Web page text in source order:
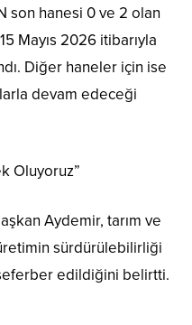
son hanesi 0 ve 2 olan
Mayıs 2026 itibarıyla
Diğer haneler için ise
devam edeceği
Oluyoruz”
Aydemir, tarım ve
sürdürülebilirliği
edildiğini belirtti.